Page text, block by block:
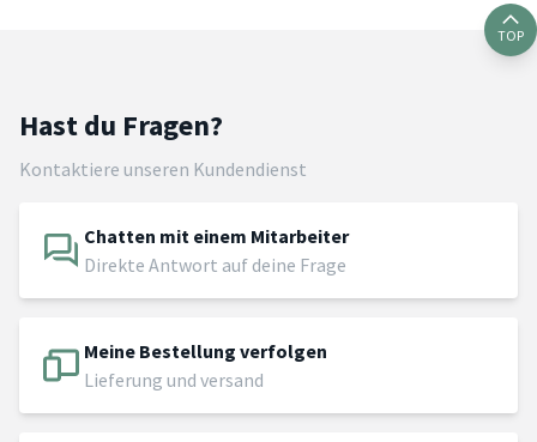
TOP
Hast du Fragen?
Kontaktiere unseren Kundendienst
Chatten mit einem Mitarbeiter
Direkte Antwort auf deine Frage
Meine Bestellung verfolgen
Lieferung und versand